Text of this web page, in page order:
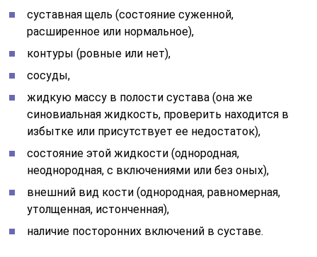
суставная щель (состояние суженной,
расширенное или нормальное),
контуры (ровные или нет),
сосуды,
жидкую массу в полости сустава (она же
синовиальная жидкость, проверить находится в
избытке или присутствует ее недостаток),
состояние этой жидкости (однородная,
неоднородная, с включениями или без оных),
внешний вид кости (однородная, равномерная,
утолщенная, истонченная),
наличие посторонних включений в суставе.